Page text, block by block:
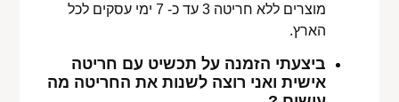
מוצרים ללא חריטה 3 עד כ- 7 ימי עסקים לכל
הארץ.
ביצעתי הזמנה על תכשיט עם חריטה
אישית ואני רוצה לשנות את החריטה מה